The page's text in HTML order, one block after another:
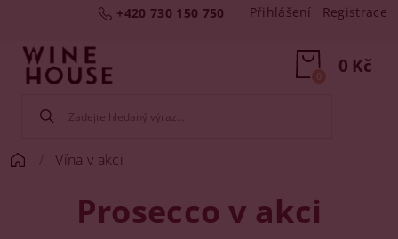
+420 730 150 750 Přihlášení Registrace
0 Kč
0
Vína v akci
Prosecco v akci